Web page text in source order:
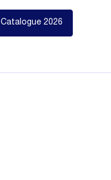
Catalogue 2026